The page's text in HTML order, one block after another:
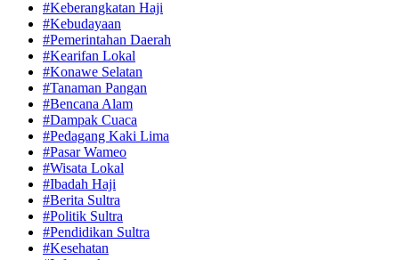
#Keberangkatan Haji
#Kebudayaan
#Pemerintahan Daerah
#Kearifan Lokal
#Konawe Selatan
#Tanaman Pangan
#Bencana Alam
#Dampak Cuaca
#Pedagang Kaki Lima
#Pasar Wameo
#Wisata Lokal
#Ibadah Haji
#Berita Sultra
#Politik Sultra
#Pendidikan Sultra
#Kesehatan